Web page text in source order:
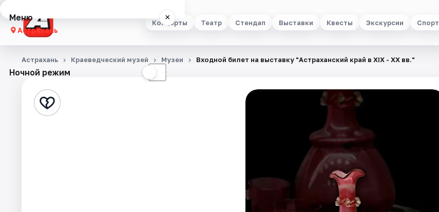
Концерты Театр Стендап Выставки Квесты Экскурсии Спорт
Меню ×
Астрахань
Концерты
Стендап
Ночной режим ☾
Астрахань Краеведческий музей Музеи Входной билет на выставку "Астраханский край в XIX - XX вв."